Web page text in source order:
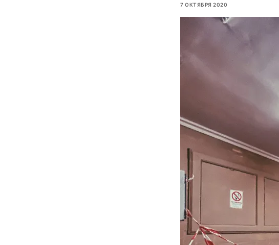
7 ОКТЯБРЯ 2020